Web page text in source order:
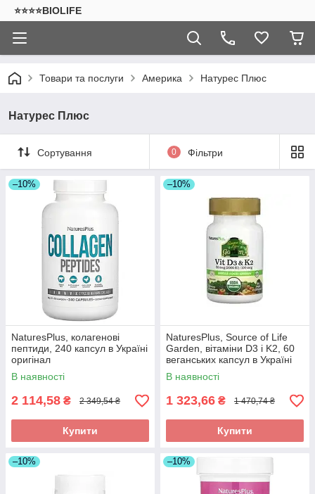
⭐⭐⭐⭐BIOLIFE
Товари та послуги Америка Натурес Плюс
Натурес Плюс
Сортування 0 Фільтри
–10%
NaturesPlus, колагенові
пептиди, 240 капсул в Україні
оригінал
В наявності
2 114,58 ₴ 2 349,54 ₴
Купити
–10%
NaturesPlus, Source of Life
Garden, вітаміни D3 і K2, 60
веганських капсул в Україні
оригінал
В наявності
1 323,66 ₴ 1 470,74 ₴
Купити
–10% –10%